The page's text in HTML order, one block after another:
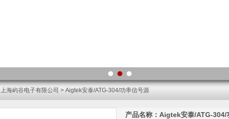
产品名称：Aigtek安泰/ATG-304/
上海屿谷电子有限公司 > Aigtek安泰/ATG-304/功率信号源